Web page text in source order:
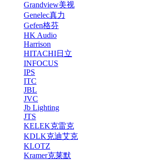
Grandview美视
Genelec真力
Gefen格芬
HK Audio
Harrison
HITACHI日立
INFOCUS
IPS
ITC
JBL
JVC
Jb Lighting
JTS
KELEK克雷克
KDLK克迪艾克
KLOTZ
Kramer克莱默